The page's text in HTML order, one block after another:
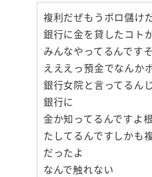
複利だぜもうボロ儲け
銀行に金を貸したコト
みんなやってるんです
えええっ預金でなんか
銀行女院と言ってるん
銀行に
金か知ってるんですよ
たしてるんですしかも
だったよ
なんで触れない